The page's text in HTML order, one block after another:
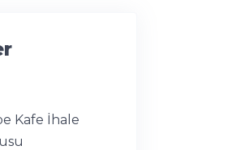
Kafe İhale